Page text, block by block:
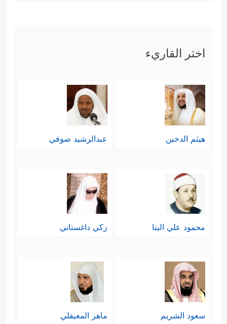
اختر القاريء
هيثم الدخين عبدالرشيد صوفي
محمود علي البنا زكي داغستاني
سعود الشريم ماهر المعيقلي